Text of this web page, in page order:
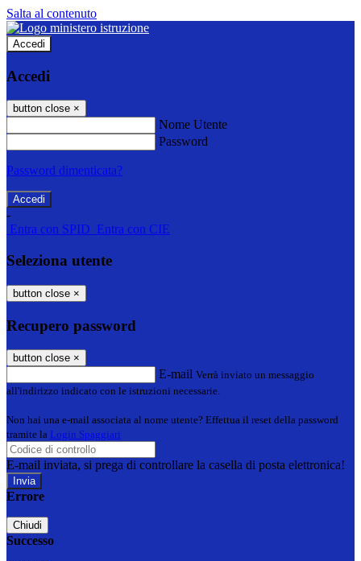
Salta al contenuto
Accedi
Accedi
button close ×
Nome Utente
Password
Password dimenticata?
-
Entra con SPID Entra con CIE
Seleziona utente
button close ×
Recupero password
button close ×
E-mail Verrà inviato un messaggio
all'indirizzo indicato con le istruzioni necessarie.
Non hai una e-mail associata al nome utente? Effettua il reset della password
tramite la Login Spaggiari
E-mail inviata, si prega di controllare la casella di posta elettronica!
Errore
Chiudi
Successo